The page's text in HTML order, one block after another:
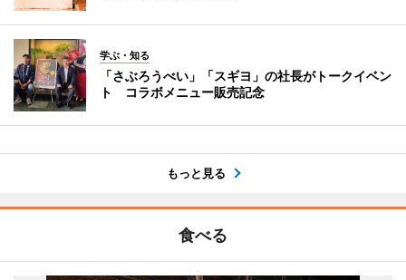
学ぶ・知る
「さぶろうべい」「スギヨ」の社長がトークイベン
ト コラボメニュー販売記念
もっと見る
食べる